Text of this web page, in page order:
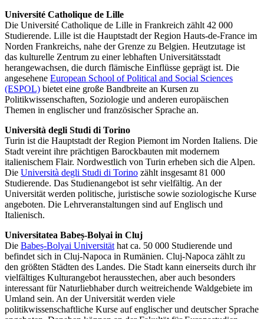
Université Catholique de Lille
Die Université Catholique de Lille in Frankreich zählt 42 000
Studierende. Lille ist die Hauptstadt der Region Hauts-de-France im
Norden Frankreichs, nahe der Grenze zu Belgien. Heutzutage ist
das kulturelle Zentrum zu einer lebhaften Universitätsstadt
herangewachsen, die durch flämische Einflüsse geprägt ist. Die
angesehene European School of Political and Social Sciences
(ESPOL) bietet eine große Bandbreite an Kursen zu
Politikwissenschaften, Soziologie und anderen europäischen
Themen in englischer und französischer Sprache an.
Università degli Studi di Torino
Turin ist die Hauptstadt der Region Piemont im Norden Italiens. Die
Stadt vereint ihre prächtigen Barockbauten mit modernem
italienischem Flair. Nordwestlich von Turin erheben sich die Alpen.
Die Università degli Studi di Torino zählt insgesamt 81 000
Studierende. Das Studienangebot ist sehr vielfältig. An der
Universität werden politische, juristische sowie soziologische Kurse
angeboten. Die Lehrveranstaltungen sind auf Englisch und
Italienisch.
Universitatea Babeș-Bolyai in Cluj
Die Babeș-Bolyai Universität hat ca. 50 000 Studierende und
befindet sich in Cluj-Napoca in Rumänien. Cluj-Napoca zählt zu
den größten Städten des Landes. Die Stadt kann einerseits durch ihr
vielfältiges Kulturangebot herausstechen, aber auch besonders
interessant für Naturliebhaber durch weitreichende Waldgebiete im
Umland sein. An der Universität werden viele
politikwissenschaftliche Kurse auf englischer und deutscher Sprache